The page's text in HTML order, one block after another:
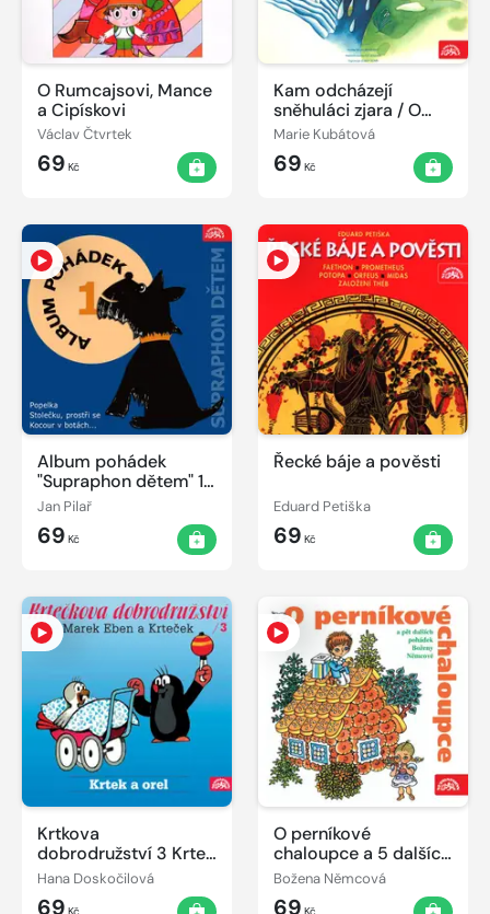
O Rumcajsovi, Mance
a Cipískovi
Václav Čtvrtek
69 Kč
Kam odcházejí
sněhuláci zjara / O
kozlíčkovi Kryšpínovi
a neposlušné koze
Róze
Marie Kubátová
69 Kč
Album pohádek
"Supraphon dětem" 1.
/Popelka, Stolečku,
prostři se, Kocour v
botách..../
Jan Pilař
69 Kč
Řecké báje a pověsti
Eduard Petiška
69 Kč
Krtkova
dobrodružství 3 Krtek
a orel
Hana Doskočilová
69
O perníkové
chaloupce a 5 dalších
pohádek
Božena Němcová
69